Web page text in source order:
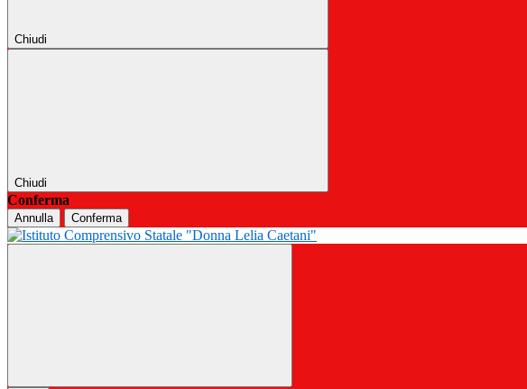
Chiudi
Chiudi
Conferma
Annulla Conferma